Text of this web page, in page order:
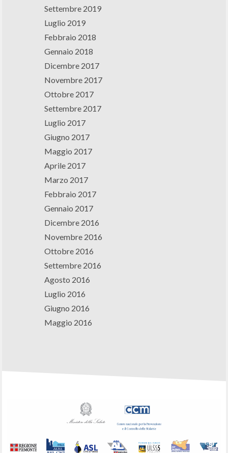
Settembre 2019
Luglio 2019
Febbraio 2018
Gennaio 2018
Dicembre 2017
Novembre 2017
Ottobre 2017
Settembre 2017
Luglio 2017
Giugno 2017
Maggio 2017
Aprile 2017
Marzo 2017
Febbraio 2017
Gennaio 2017
Dicembre 2016
Novembre 2016
Ottobre 2016
Settembre 2016
Agosto 2016
Luglio 2016
Giugno 2016
Maggio 2016